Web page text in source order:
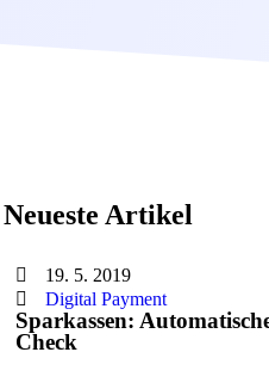
Neueste Artikel
19. 5. 2019
Digital Payment
Sparkassen:
Check